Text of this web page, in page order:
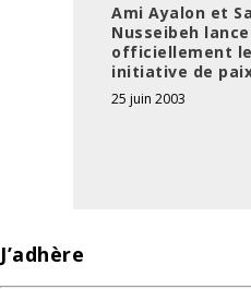
Ami Ayalon et
Nusseibeh
officiellement
initiative de
25 juin 2003
J’adhère